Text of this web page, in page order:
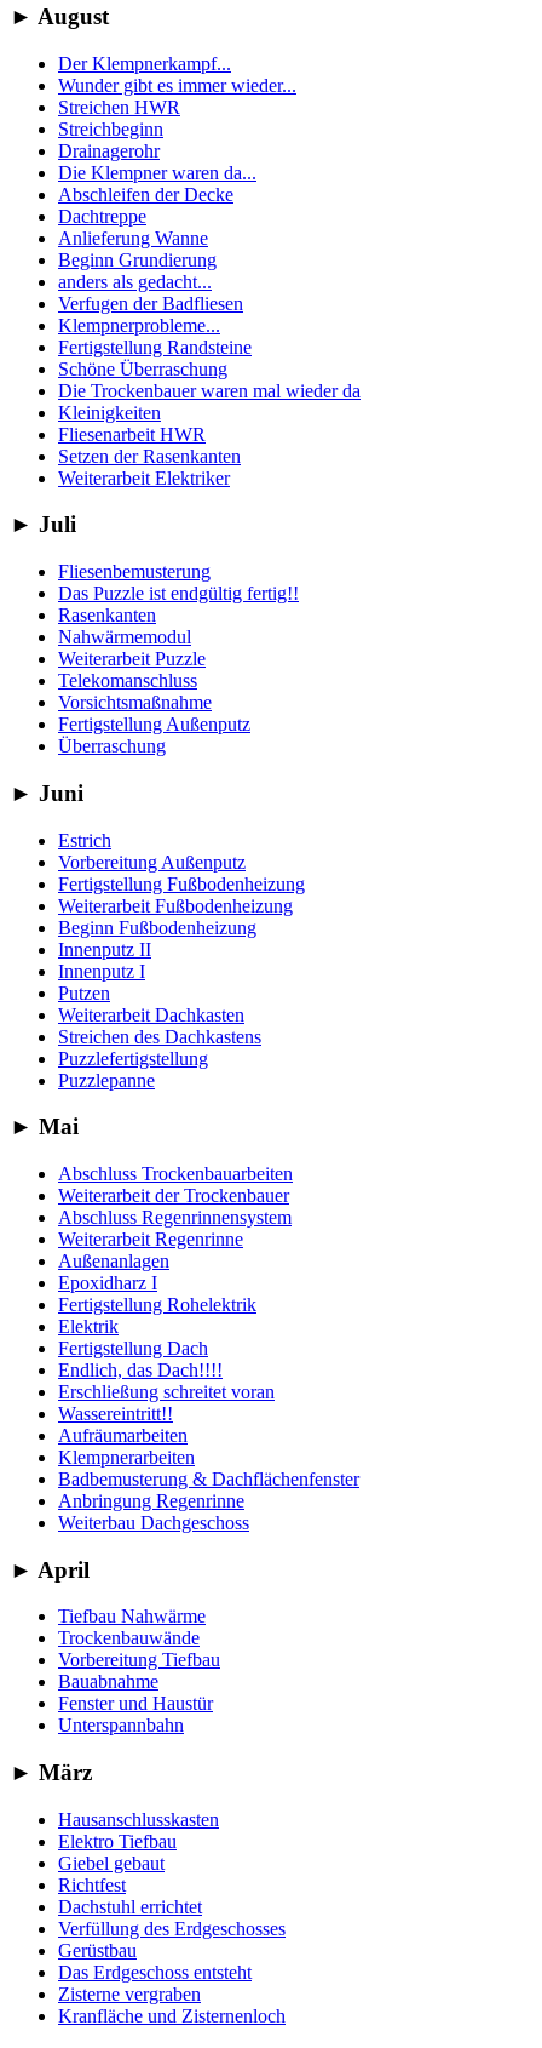
► August
Der Klempnerkampf...
Wunder gibt es immer wieder...
Streichen HWR
Streichbeginn
Drainagerohr
Die Klempner waren da...
Abschleifen der Decke
Dachtreppe
Anlieferung Wanne
Beginn Grundierung
anders als gedacht...
Verfugen der Badfliesen
Klempnerprobleme...
Fertigstellung Randsteine
Schöne Überraschung
Die Trockenbauer waren mal wieder da
Kleinigkeiten
Fliesenarbeit HWR
Setzen der Rasenkanten
Weiterarbeit Elektriker
► Juli
Fliesenbemusterung
Das Puzzle ist endgültig fertig!!
Rasenkanten
Nahwärmemodul
Weiterarbeit Puzzle
Telekomanschluss
Vorsichtsmaßnahme
Fertigstellung Außenputz
Überraschung
► Juni
Estrich
Vorbereitung Außenputz
Fertigstellung Fußbodenheizung
Weiterarbeit Fußbodenheizung
Beginn Fußbodenheizung
Innenputz II
Innenputz I
Putzen
Weiterarbeit Dachkasten
Streichen des Dachkastens
Puzzlefertigstellung
Puzzlepanne
► Mai
Abschluss Trockenbauarbeiten
Weiterarbeit der Trockenbauer
Abschluss Regenrinnensystem
Weiterarbeit Regenrinne
Außenanlagen
Epoxidharz I
Fertigstellung Rohelektrik
Elektrik
Fertigstellung Dach
Endlich, das Dach!!!!
Erschließung schreitet voran
Wassereintritt!!
Aufräumarbeiten
Klempnerarbeiten
Badbemusterung & Dachflächenfenster
Anbringung Regenrinne
Weiterbau Dachgeschoss
► April
Tiefbau Nahwärme
Trockenbauwände
Vorbereitung Tiefbau
Bauabnahme
Fenster und Haustür
Unterspannbahn
► März
Hausanschlusskasten
Elektro Tiefbau
Giebel gebaut
Richtfest
Dachstuhl errichtet
Verfüllung des Erdgeschosses
Gerüstbau
Das Erdgeschoss entsteht
Zisterne vergraben
Kranfläche und Zisternenloch